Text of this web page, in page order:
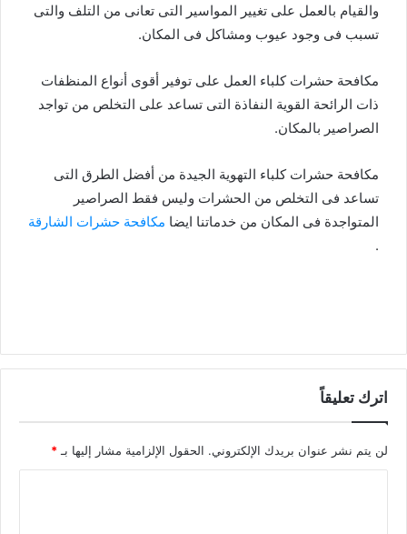
والقيام بالعمل على تغيير المواسير التى تعانى من التلف والتى
تسبب فى وجود عيوب ومشاكل فى المكان.
مكافحة حشرات كلباء العمل على توفير أقوى أنواع المنظفات
ذات الرائحة القوية النفاذة التى تساعد على التخلص من تواجد
الصراصير بالمكان.
مكافحة حشرات كلباء التهوية الجيدة من أفضل الطرق التى
تساعد فى التخلص من الحشرات وليس فقط الصراصير
المتواجدة فى المكان من خدماتنا ايضا مكافحة حشرات الشارقة
.
اترك تعليقاً
لن يتم نشر عنوان بريدك الإلكتروني. الحقول الإلزامية مشار إليها بـ *